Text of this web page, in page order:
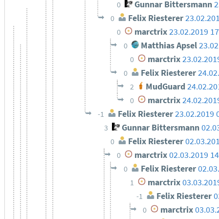
0 Gunnar Bittersmann
0 Felix Riesterer
0 marctrix23.02.2019
0 Matthias Apsel
0 marctrix
0 Felix Riesterer
2 MudGuard
0 marctrix
-1 Felix Riesterer 23.02.2019
3 Gunnar Bittersmann
0 Felix Riesterer
0 marctrix02.03.2019
0 Felix Riesterer
1 marctrix
-1 Felix Riesterer
0 marctrix